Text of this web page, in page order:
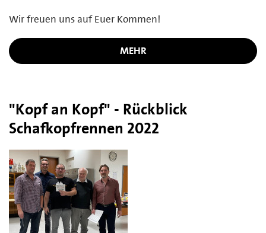
Wir freuen uns auf Euer Kommen!
MEHR
"Kopf an Kopf" - Rückblick
Schafkopfrennen 2022